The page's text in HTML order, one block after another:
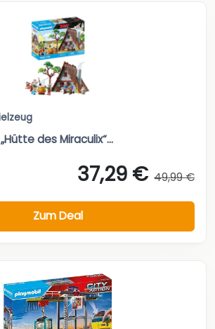
des Miraculix“...
37,29 € 49,99 €
Zum Deal